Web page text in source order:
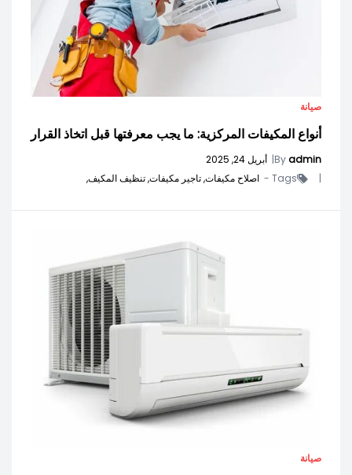
صيانة
أنواع المكيفات المركزية: ما يجب معرفتها قبل اتخاذ القرار
Byadmin
| أبريل 24, 2025
|
Tags - اصلاح مكيفات,تاجير مكيفات,تنظيف المكيف,
صيانة